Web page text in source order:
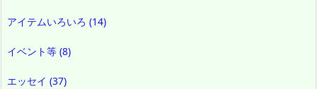
アイテムいろいろ (14)
イベント等 (8)
エッセイ (37)